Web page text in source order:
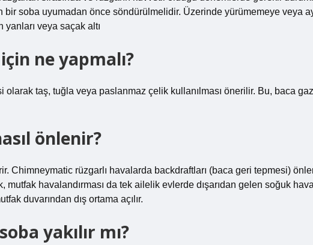
bir soba uyumadan önce söndürülmelidir. Üzerinde yürümemeye veya
veya saçak altı
ne yapmalı?
taş, tuğla veya paslanmaz çelik kullanılması önerilir. Bu, baca
önlenir?
Chimneymatic rüzgarlı havalarda backdraftları (baca geri tepmesi)
mutfak havalandırması da tek ailelik evlerde dışarıdan gelen soğuk
duvarından dış ortama açılır.
yakılır mı?